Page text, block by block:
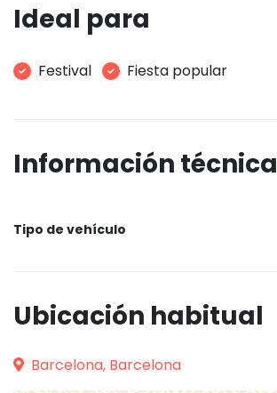
Ideal para
Festival Fiesta popular
Información técnica
Tipo de vehículo
Ubicación habitual
Barcelona, Barcelona